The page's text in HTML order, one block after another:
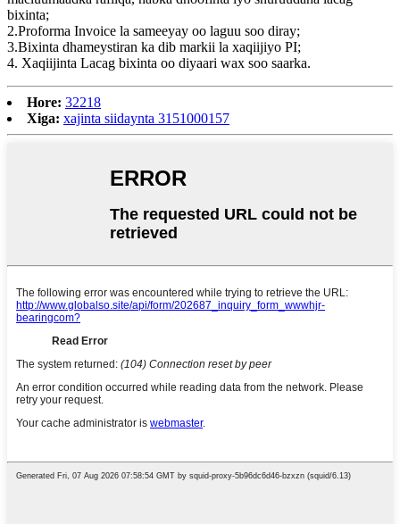
bixinta;
2.Proforma Invoice la sameeyay oo laguu soo diray;
3.Bixinta dhameystiran ka dib markii la xaqiijiyo PI;
4. Xaqiijinta Lacag bixinta oo diyaari wax soo saarka.
Hore: 32218
Xiga: xajinta siidaynta 3151000157